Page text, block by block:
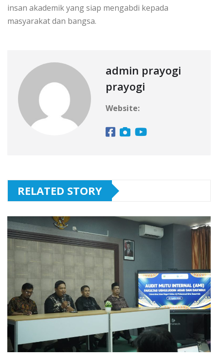
insan akademik yang siap mengabdi kepada
masyarakat dan bangsa.
admin prayogi
prayogi
Website:
RELATED STORY